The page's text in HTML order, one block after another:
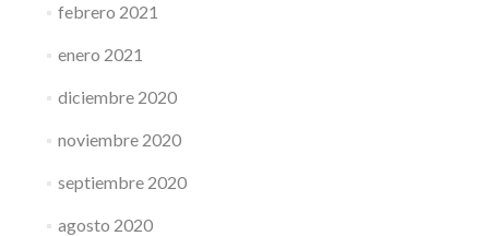
febrero 2021
enero 2021
diciembre 2020
noviembre 2020
septiembre 2020
agosto 2020